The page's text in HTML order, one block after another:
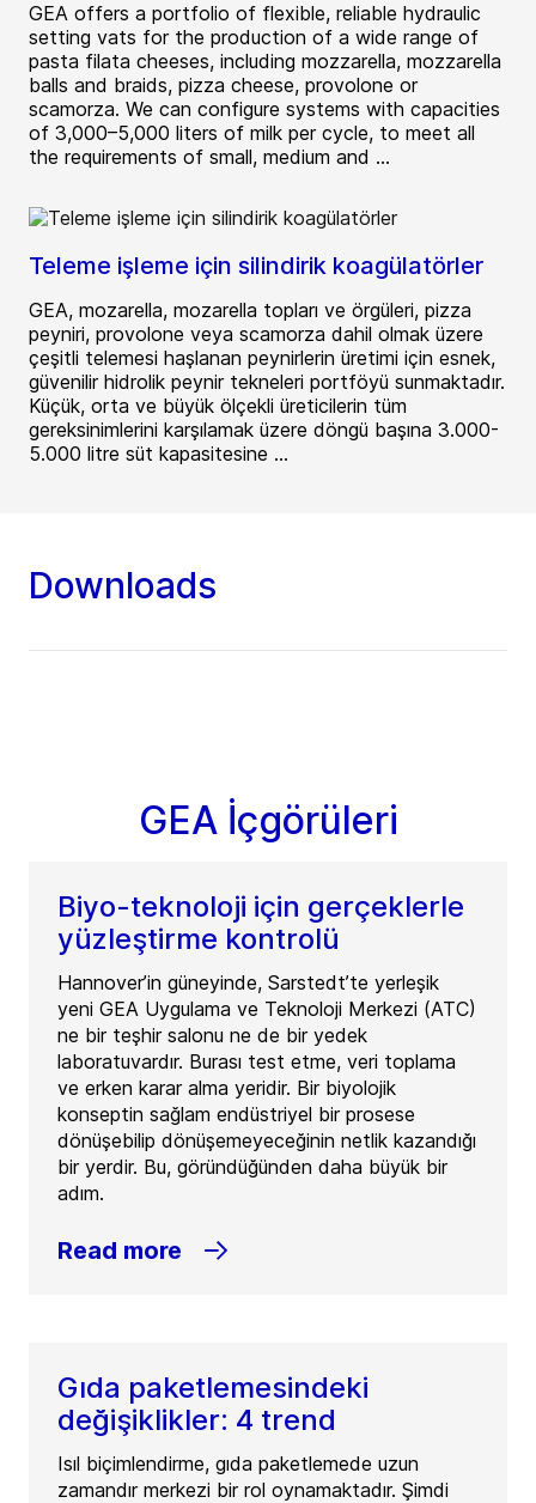
GEA offers a portfolio of flexible, reliable hydraulic
setting vats for the production of a wide range of
pasta filata cheeses, including mozzarella, mozzarella
balls and braids, pizza cheese, provolone or
scamorza. We can configure systems with capacities
of 3,000–5,000 liters of milk per cycle, to meet all
the requirements of small, medium and ...
Teleme işleme için silindirik koagülatörler
GEA, mozarella, mozarella topları ve örgüleri, pizza
peyniri, provolone veya scamorza dahil olmak üzere
çeşitli telemesi haşlanan peynirlerin üretimi için esnek,
güvenilir hidrolik peynir tekneleri portföyü sunmaktadır.
Küçük, orta ve büyük ölçekli üreticilerin tüm
gereksinimlerini karşılamak üzere döngü başına 3.000-
5.000 litre süt kapasitesine ...
Downloads
GEA İçgörüleri
Biyo-teknoloji için gerçeklerle
yüzleştirme kontrolü
Hannover’in güneyinde, Sarstedt’te yerleşik
yeni GEA Uygulama ve Teknoloji Merkezi (ATC)
ne bir teşhir salonu ne de bir yedek
laboratuvardır. Burası test etme, veri toplama
ve erken karar alma yeridir. Bir biyolojik
konseptin sağlam endüstriyel bir prosese
dönüşebilip dönüşemeyeceğinin netlik kazandığı
bir yerdir. Bu, göründüğünden daha büyük bir
adım.
Read more
Gıda paketlemesindeki
değişiklikler: 4 trend
Isıl biçimlendirme, gıda paketlemede uzun
zamandır merkezi bir rol oynamaktadır. Şimdi